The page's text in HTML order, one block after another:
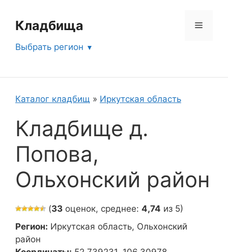
содержимому
Кладбища Меню
Выбрать регион
Каталог кладбищ » Иркутская область
Кладбище д.
Попова,
Ольхонский район
(33 оценок, среднее: 4,74 из 5)
Регион: Иркутская область, Ольхонский
район